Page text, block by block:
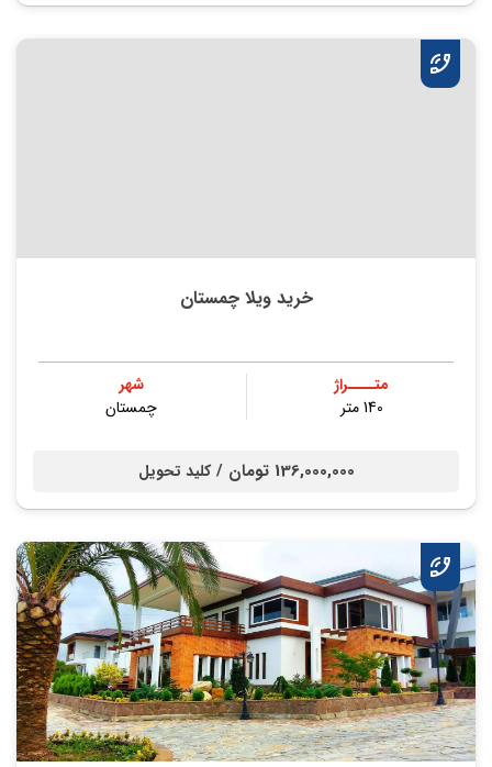
خرید ویلا چمستان
متــــراژ
140 متر
شهر
چمستان
136,000,000 تومان / کلید تحویل